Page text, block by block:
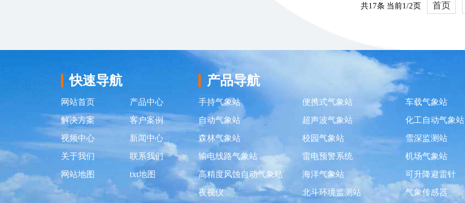
共17条 当前1/2页 首页
快速导航
网站首页
产品中心
解决方案
客户案例
视频中心
新闻中心
关于我们
联系我们
网站地图
txt地图
产品导航
手持气象站 便携式气象站
车载气象站
自动气象站
超声波气象站
化工自动气象站
森林气象站
校园气象站
雪深监测站
输电线路气象站
雷电预警系统
机场气象站
高精度风蚀自动气象站
海洋气象站
可升降避雷针
夜视仪
北斗环境监测站 气象传感器